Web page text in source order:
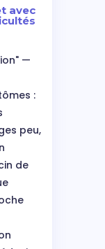
avec
—
:
peu,
de